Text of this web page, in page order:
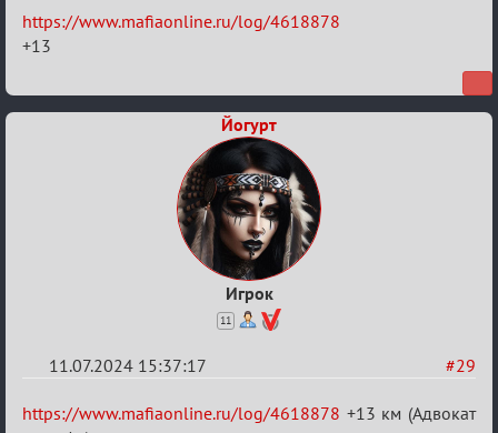
Re:
20
градусов
https://www.mafiaonline.ru/log/4618878
+13
Йогурт
Игрок
11
#29
11.07.2024 15:37:17
Re:
https://www.mafiaonline.ru/log/4618878 +13 км (Адвокат